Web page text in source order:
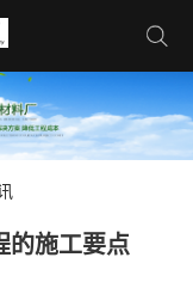
的施工要点